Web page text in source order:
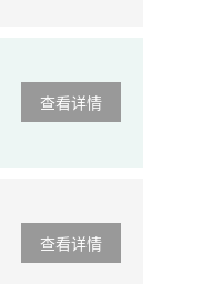
查看详情
查看详情